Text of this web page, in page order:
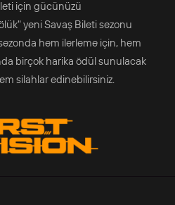
için gücünüzü
yeni Savaş Bileti sezonu
hem ilerleme için, hem
birçok harika ödül sunulacak
silahlar edinebilirsiniz.